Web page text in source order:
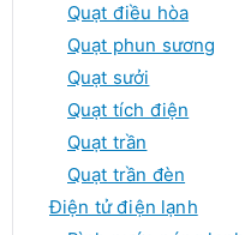
Quạt điều hòa
Quạt phun sương
Quạt sưởi
Quạt tích điện
Quạt trần
Quạt trần đèn
Điện tử điện lạnh